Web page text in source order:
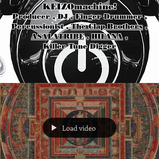
KEIZOmachine!
Producer , DJ , Finger Drummer ,
Percussionist ,The Clap Brothers,
ASALATRIBE,HIFANA,
Killer Tune Digger
Load video